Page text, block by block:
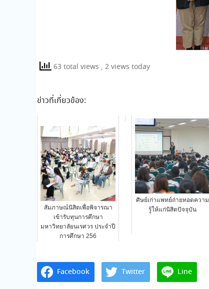
63 total views , 2 views today
ข่าวที่เกี่ยวข้อง:
สัมภาษณ์นิสิตเพื่อพิจารณา
เข้ารับทุนการศึกษา
มหาวิทยาลัยนเรศวร ประจำปี
การศึกษา 256
ศิษย์เก่าแพทย์ถ่ายทอดความ
รู้ให้แก่นิสิตปัจจุบัน
Facebook Twitter Line